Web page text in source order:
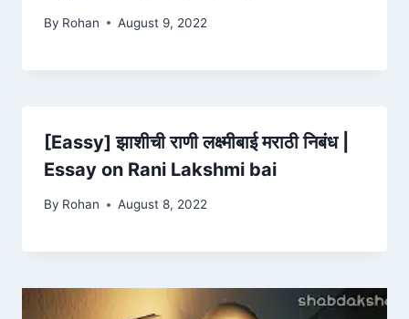
By Rohan August 9, 2022
[Eassy] झाशीची राणी लक्ष्मीबाई मराठी निबंध |
Essay on Rani Lakshmi bai
By Rohan August 8, 2022